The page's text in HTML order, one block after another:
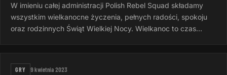
W imieniu całej administracji Polish Rebel Squad składamy
wszystkim wielkanocne życzenia, pełnych radości, spokoju
oraz rodzinnych Świąt Wielkiej Nocy. Wielkanoc to czas
GRY 9 kwietnia 2023